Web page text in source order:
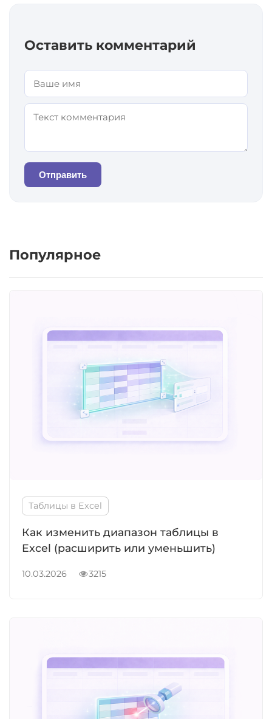
Оставить комментарий
Отправить
Популярное
Таблицы в Excel
Как изменить диапазон таблицы в
Excel (расширить или уменьшить)
10.03.2026 3215